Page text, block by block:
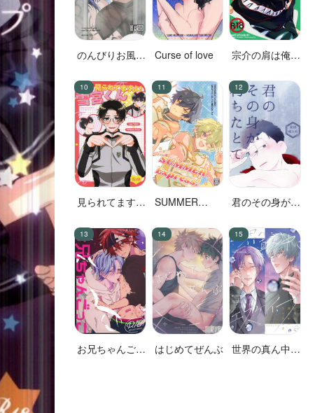
のんびりお風呂
意！
Curse of love
宗介の肩は俺が
見られてます
SUMMER
君のその身が朽
お兄ちゃんごっ
はじめてぜんぶ
世界の真ん中に